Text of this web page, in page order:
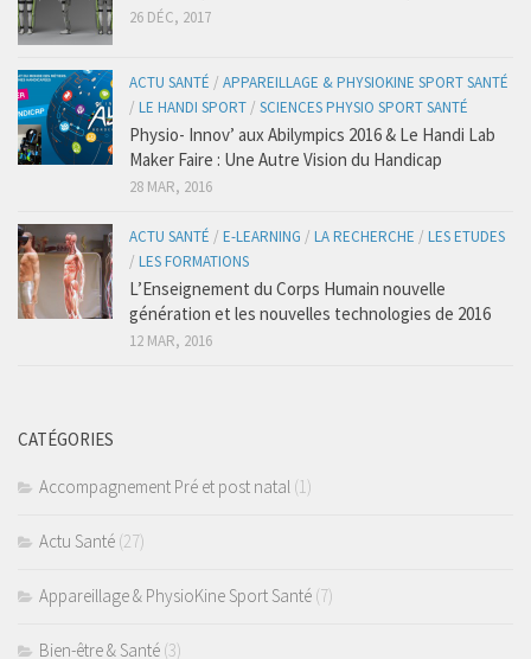
26 DÉC, 2017
ACTU SANTÉ / APPAREILLAGE & PHYSIOKINE SPORT SANTÉ
/ LE HANDI SPORT / SCIENCES PHYSIO SPORT SANTÉ
Physio- Innov’ aux Abilympics 2016 & Le Handi Lab
Maker Faire : Une Autre Vision du Handicap
28 MAR, 2016
ACTU SANTÉ / E-LEARNING / LA RECHERCHE / LES ETUDES
/ LES FORMATIONS
L’Enseignement du Corps Humain nouvelle
génération et les nouvelles technologies de 2016
12 MAR, 2016
CATÉGORIES
Accompagnement Pré et post natal (1)
Actu Santé (27)
Appareillage & PhysioKine Sport Santé (7)
Bien-être & Santé (3)